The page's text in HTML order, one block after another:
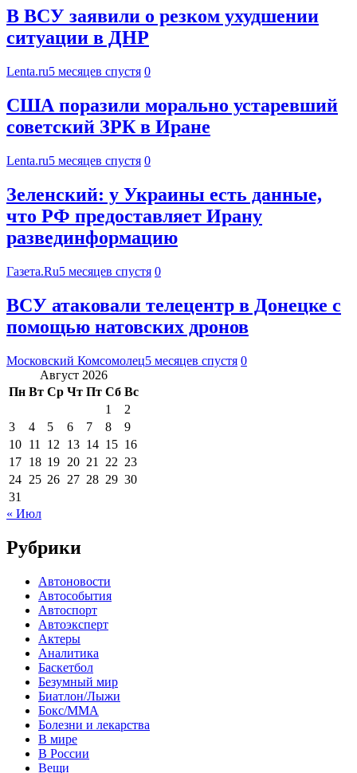
В ВСУ заявили о резком ухудшении
ситуации в ДНР
Lenta.ru5 месяцев спустя 0
США поразили морально устаревший
советский ЗРК в Иране
Lenta.ru5 месяцев спустя 0
Зеленский: у Украины есть данные,
что РФ предоставляет Ирану
развединформацию
Газета.Ru5 месяцев спустя 0
ВСУ атаковали телецентр в Донецке с
помощью натовских дронов
Московский Комсомолец5 месяцев спустя 0
Август 2026
Пн Вт Ср Чт Пт Сб Вс
1
2
3
4 5 6 7 8
9
10 11 12 13 14 15 16
17 18 19 20 21 22 23
24 25 26 27 28 29 30
31
« Июл
Рубрики
Автоновости
Автособытия
Автоспорт
Автоэксперт
Актеры
Аналитика
Баскетбол
Безумный мир
Биатлон/Лыжи
Бокс/MMA
Болезни и лекарства
В мире
В России
Вещи